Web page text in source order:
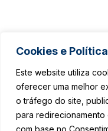
Cookies e
Este website utiliza
oferecer uma melhor
o tráfego do site,
para redirecionamento
com base no